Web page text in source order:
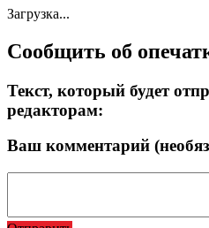
Загрузка...
Сообщить об
Текст, который будет
редакторам:
Ваш комментарий